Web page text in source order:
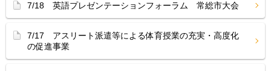
7/18 英語プレゼンテーションフォーラム 常総市大会
7/17 アスリート派遣等による体育授業の充実・高度化
の促進事業